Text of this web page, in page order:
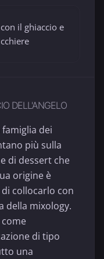
il ghiaccio e
DELL'ANGELO
dei
più sulla
di dessert che
origine è
collocarlo con
della mixology.
di tipo
una